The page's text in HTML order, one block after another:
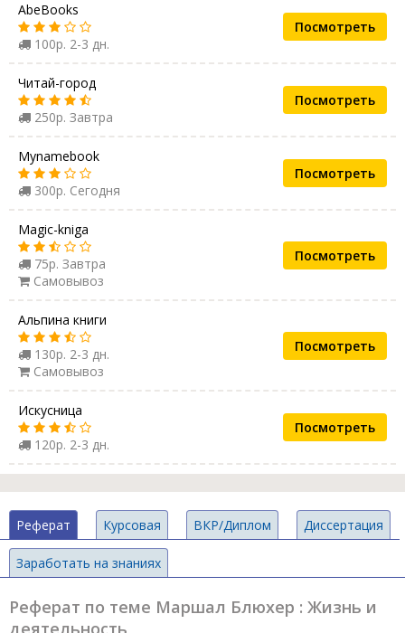
AbeBooks
100р. 2-3 дн.
Посмотреть
Читай-город
250р. Завтра
Посмотреть
Mynamebook
300р. Сегодня
Посмотреть
Magic-kniga
75р. Завтра
Самовывоз
Посмотреть
Альпина книги
130р. 2-3 дн.
Самовывоз
Посмотреть
Искусница
120р. 2-3 дн.
Посмотреть
Реферат Курсовая ВКР/Диплом Диссертация
Заработать на знаниях
Реферат по теме Маршал Блюхер : Жизнь и